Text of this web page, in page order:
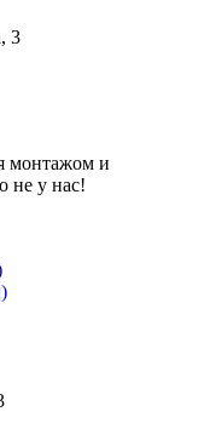
3
монтажом и
не у нас!